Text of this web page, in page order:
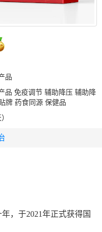
品
品 免疫调节 辅助降压 辅助降
牌 药食同源 保健品
，于2021年正式获得国